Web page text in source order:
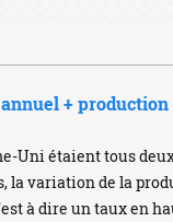
+
Uni étaient tous
la variation de la
à dire un taux en